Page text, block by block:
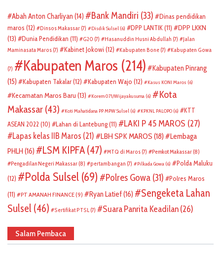
Abah Anton Charliyan (14) Bank Mandiri (33)
Dinas pendidikan
maros (12) Dinsos Makassar (7) Disdik Sulsel (6) DPP LANTIK(11)
DPP LKKN
(13)
Dunia Pendidikan (11) G20 (7) Hasanuddin Husni Abdullah (7)
Jalan
Maminasata Maros (7) Kabinet Jokowi (12) Kabupaten Bone (7) Kabupaten Gowa
(7) Kabupaten Maros (214)
Kabupaten Pinrang
(15)
Kabupaten Takalar(12) Kabupaten Wajo (12) Kasus KONI Maros (6)
Kecamatan Maros Baru (13) Korem 071/Wijayakusuma (6)
Kota
Makassar (43) Koti Mahatidana PP MPW Sulsel (6) KPKNL PALOPO (6)
KTT
ASEAN 2022 (10) Lahan di Lantebung(11) LAKI P 45 MAROS (27)
Lapas kelas IIB Maros (21) LBH SPK MAROS (18)
Lembaga
PHLH (16) LSM KIPFA (47) MTQ di Maros (7) Pemkot Makassar (8)
Pengadilan Negeri Makassar (8) pertambangan (7) Pilkada Gowa (6)
Polda Maluku
(12)
Polda Sulsel (69) Polres Gowa (31)
Polres Maros
(11)
PT AMANAH FINANCE(9) Ryan Latief(16)
Sengeketa Lahan
Sulsel (46) Sertifikat PTSL (7) Suara Panrita Keadilan(26)
Salam Pembaca